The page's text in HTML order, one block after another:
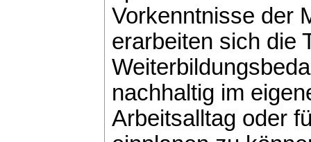
Vorkenntnisse der
erarbeiten sich die
nachhaltig im
Arbeitsalltag oder